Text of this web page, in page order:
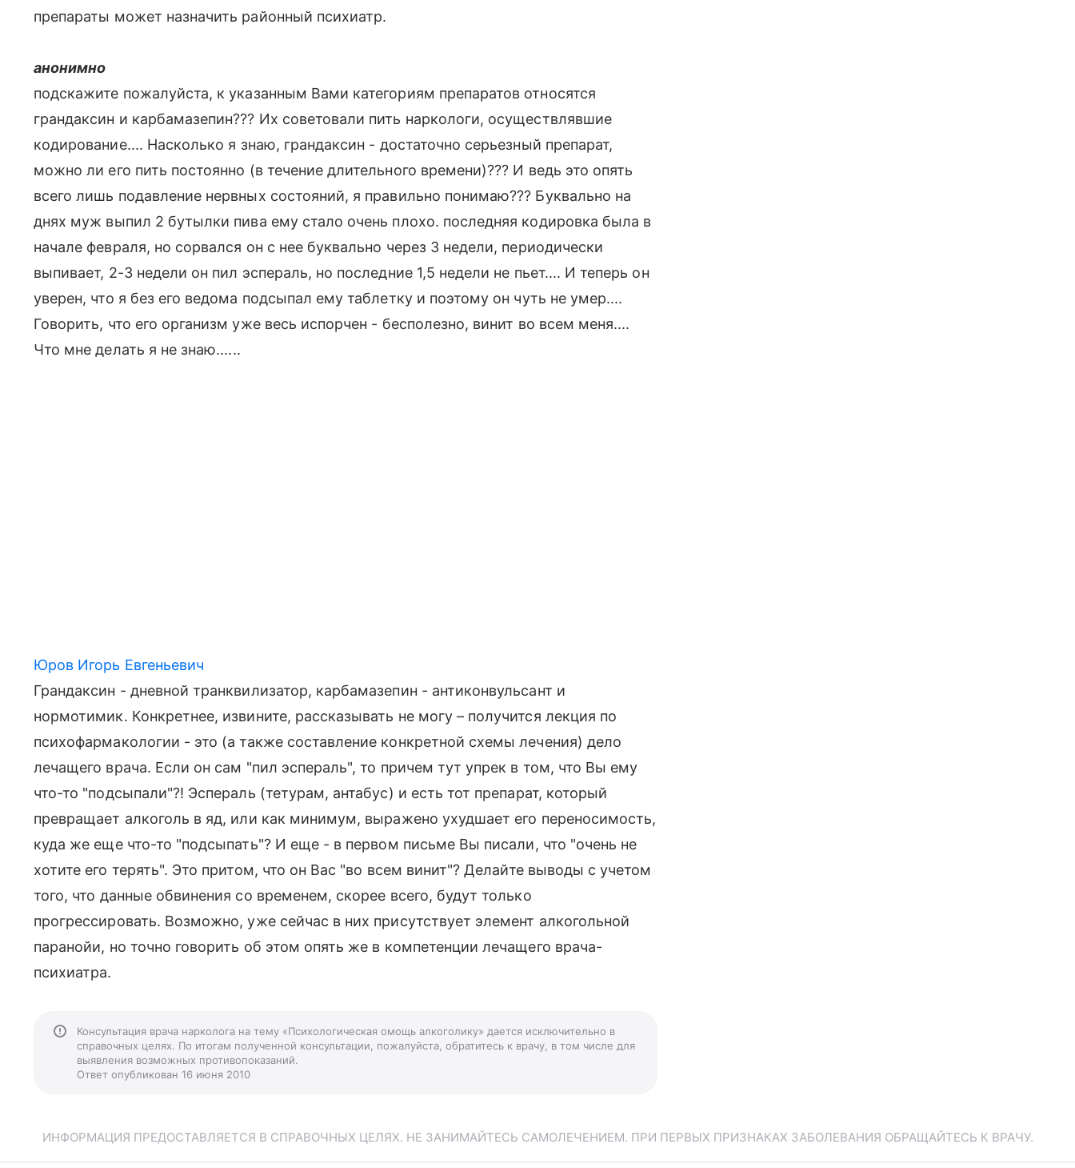
препараты может назначить районный психиатр.
анонимно
подскажите пожалуйста, к указанным Вами категориям препаратов относятся
грандаксин и карбамазепин??? Их советовали пить наркологи, осуществлявшие
кодирование.... Насколько я знаю, грандаксин - достаточно серьезный препарат,
можно ли его пить постоянно (в течение длительного времени)??? И ведь это опять
всего лишь подавление нервных состояний, я правильно понимаю??? Буквально на
днях муж выпил 2 бутылки пива ему стало очень плохо. последняя кодировка была в
начале февраля, но сорвался он с нее буквально через 3 недели, периодически
выпивает, 2-3 недели он пил эспераль, но последние 1,5 недели не пьет.... И теперь он
уверен, что я без его ведома подсыпал ему таблетку и поэтому он чуть не умер....
Говорить, что его организм уже весь испорчен - бесполезно, винит во всем меня....
Что мне делать я не знаю......
Юров Игорь Евгеньевич
Грандаксин - дневной транквилизатор, карбамазепин - антиконвульсант и
нормотимик. Конкретнее, извините, рассказывать не могу – получится лекция по
психофармакологии - это (а также составление конкретной схемы лечения) дело
лечащего врача. Если он сам "пил эспераль", то причем тут упрек в том, что Вы ему
что-то "подсыпали"?! Эспераль (тетурам, антабус) и есть тот препарат, который
превращает алкоголь в яд, или как минимум, выражено ухудшает его переносимость,
куда же еще что-то "подсыпать"? И еще - в первом письме Вы писали, что "очень не
хотите его терять". Это притом, что он Вас "во всем винит"? Делайте выводы с учетом
того, что данные обвинения со временем, скорее всего, будут только
прогрессировать. Возможно, уже сейчас в них присутствует элемент алкогольной
паранойи, но точно говорить об этом опять же в компетенции лечащего врача-
психиатра.
Консультация врача нарколога на тему «Психологическая омощь алкоголику» дается исключительно в
справочных целях. По итогам полученной консультации, пожалуйста, обратитесь к врачу, в том числе для
выявления возможных противопоказаний.
Ответ опубликован 16 июня 2010
ИНФОРМАЦИЯ ПРЕДОСТАВЛЯЕТСЯ В СПРАВОЧНЫХ ЦЕЛЯХ. НЕ ЗАНИМАЙТЕСЬ САМОЛЕЧЕНИЕМ. ПРИ ПЕРВЫХ ПРИЗНАКАХ ЗАБОЛЕВАНИЯ ОБРАЩАЙТЕСЬ К ВРАЧУ.